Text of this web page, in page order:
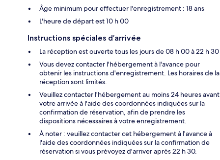
Âge minimum pour effectuer l'enregistrement : 18 ans
L'heure de départ est 10 h 00
Instructions spéciales d’arrivée
La réception est ouverte tous les jours de 08 h 00 à 22 h 30
Vous devez contacter l'hébergement à l'avance pour
obtenir les instructions d'enregistrement. Les horaires de la
réception sont limités.
Veuillez contacter l'hébergement au moins 24 heures avant
votre arrivée à l'aide des coordonnées indiquées sur la
confirmation de réservation, afin de prendre les
dispositions nécessaires à votre enregistrement.
À noter : veuillez contacter cet hébergement à l'avance à
l'aide des coordonnées indiquées sur la confirmation de
réservation si vous prévoyez d'arriver après 22 h 30.